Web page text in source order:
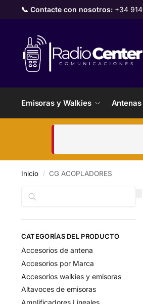
📞 Contacte con nosotros: +34
Emisoras y Walkies
Inicio / CG ACOPLADORES
CATEGORÍAS DEL PRODUCTO
Accesorios de antena
Accesorios por Marca
Accesorios walkies y emisoras
Altavoces de emisoras
Amplificadores Lineales